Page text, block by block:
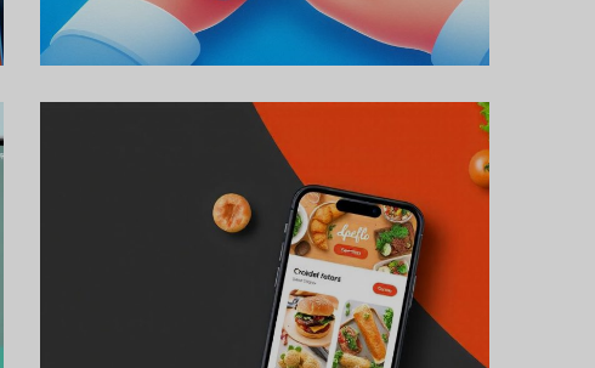
APLICAȚII MOBILE
Proiect de aplicații de